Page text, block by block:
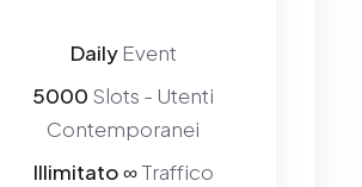
DailyEvent
5000 Slots - Utenti
Contemporanei
Illimitato ∞Traffico